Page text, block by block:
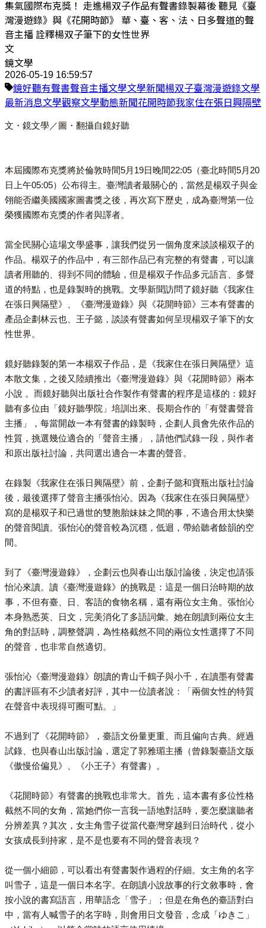
集氣國際布克獎！ 走進楊双子作品有聲書錄製幕後 聽見《臺
灣漫遊錄》與《花開時節》 華、臺、客、法、日多聲道的聲
音主播 詮釋楊双子筆下的女性世界
文
鏡文學
2026-05-19 16:59:57
鏡好聽有聲書聲音主播文學文學新聞楊双子臺灣漫遊錄文學
最新消息文學觀察文學動態新聞花開時節我家住在張日興隔壁
文・鏡文學／圖・翻攝自鏡好聽
本屆國際布克獎將於倫敦時間5月19日晚間22:05（臺北時間5月20
日上午05:05）公布得主。臺灣讀者最關心的，當然是楊双子與金
翎能否繼美國國家圖書獎之後，再次寫下歷史，成為臺灣第一位
榮獲國際布克獎的作者與譯者。
當全民關心這場文學盛事，讓我們從另一個角度來談談楊双子的
作品。楊双子的作品中，有三部作品已有完整的有聲書，可以讓
讀者用聽的、得到不同的體驗，但是楊双子作品多元語言、多聲
道的特點，也是錄製時的挑戰。文學新聞訪問了鏡好聽《我家住
在張日興隔壁》、《臺灣漫遊錄》與《花開時節》三本有聲書的
產品企劃林云也、王子懿，談談有聲書如何呈現楊双子筆下的女
性世界。
鏡好聽錄製的第一本楊双子作品，是《我家住在張日興隔壁》這
本散文集，之後又陸續推出《臺灣漫遊錄》與《花開時節》兩本
小說 。而鏡好聽與出版社合作製作有聲書的程序是這樣的：鏡好
聽有多位由「鏡好聽學院」培訓出來、長期合作的「有聲書聲音
主播」，每當開啟一本有聲書的錄製時，企劃人員會先依作品的
性質，挑選幾位適合的「聲音主播」，請他們試錄一段，與作者
和原出版社討論，共同選出適合一本書的聲音。
在錄製《我家住在張日興隔壁》前，企劃子懿和寶瓶出版社討論
後，最後選擇了聲音主播張怡沁。因為《我家住在張日興隔壁》
寫的是楊双子和已過世的雙胞胎妹妹之間的事，不適合用太快樂
的聲音閱讀。張怡沁的聲音較為沉穩，低迴，帶給聽者餘韻的空
間。
到了《臺灣漫遊錄》，企劃云也與春山出版討論後，決定也請張
怡沁來讀。讀《臺灣漫遊錄》的挑戰是：這是一個日治時期的故
事，不但有臺、日、客語的食物名稱，還有兩位女主角。張怡沁
本身熟悉英、日文，完美消化了多語詞彙。她在朗讀到兩位女主
角的對話時，調整聲調，為性格截然不同的兩位女性選擇了不同
的聲音，也非常自然適切。
張怡沁《臺灣漫遊錄》朗讀的青山千鶴子與小千，在讀墨有聲書
的書評區有不少讀者好評，其中一位讀者說：「兩個女性的特質
在聲音中表現得可圈可點。」
不過到了《花開時節》，臺語文份量更重、而且偏向古典。經過
試錄、也與春山出版討論，選定了郭雅瑂主播（曾錄製臺語文版
《傲慢佮偏見》、《小王子》有聲書）。
《花開時節》有聲書的挑戰也非常大。首先，這本書有多位性格
截然不同的女角，當她們你一言我一語地對話時，要怎麼讓聽者
分辨差異？其次，女主角雪子從當代臺灣穿越到日治時代，從小
女孩成長到持家，是不是也要有不同的聲音表現？
從一個小細節，可以看出有聲書製作過程的仔細。女主角的名字
叫雪子，這是一個日本名字。在朗讀小說故事的行文敘事時，會
按小說的書寫語言，用華語念「雪子」；但是在角色的臺語對白
中，當有人喊雪子的名字時，則會用日文發音，念成「ゆきこ」